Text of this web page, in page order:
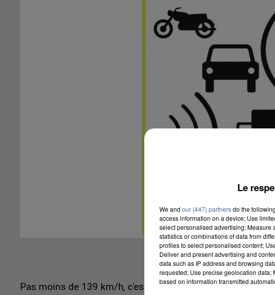
Pas moins de 139 km/h, c'est la vitesse à laquelle a été
Le
We and our (447) partnersdo the
access information on a device; Use
select personalised advertising; Measure
statistics or combinations of data from
profiles to select personalised content;
Deliver and present advertising and
data such as IP address and browsing
requested; Use precise geolocation data;
based on information transmitted